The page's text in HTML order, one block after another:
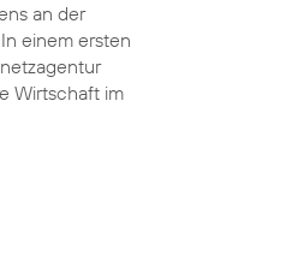
an der
einem ersten
Wirtschaft im